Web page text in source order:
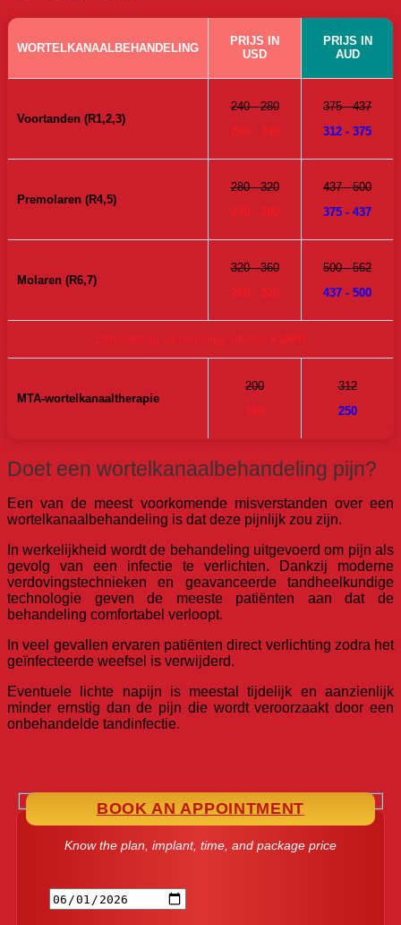
WORTELKANAALBEHANDELING
PRIJS IN
USD
PRIJS IN
AUD
Voortanden (R1,2,3)
240 - 280
200 - 240
375 - 437
312 - 375
Premolaren (R4,5)
280 - 320
240 - 280
437 - 500
375 - 437
Molaren (R6,7)
320 - 360
280 - 320
500 - 562
437 - 500
Behandeling van ernstige infectie +100%
MTA-wortelkanaaltherapie
200
160
312
250
Doet een wortelkanaalbehandeling pijn?
Een van de meest voorkomende misverstanden over een
wortelkanaalbehandeling is dat deze pijnlijk zou zijn.
In werkelijkheid wordt de behandeling uitgevoerd om pijn als
gevolg van een infectie te verlichten. Dankzij moderne
verdovingstechnieken en geavanceerde tandheelkundige
technologie geven de meeste patiënten aan dat de
behandeling comfortabel verloopt.
In veel gevallen ervaren patiënten direct verlichting zodra het
geïnfecteerde weefsel is verwijderd.
Eventuele lichte napijn is meestal tijdelijk en aanzienlijk
minder ernstig dan de pijn die wordt veroorzaakt door een
onbehandelde tandinfectie.
BOOK AN APPOINTMENT
Know the plan, implant, time, and package price